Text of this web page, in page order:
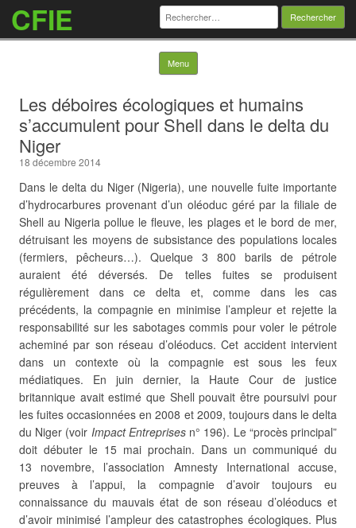
CFIE Rechercher :
Menu Skip to content
Les déboires écologiques et humains
s’accumulent pour Shell dans le delta du
Niger
18 décembre 2014
Dans le delta du Niger (Nigeria), une nouvelle fuite importante
d’hydrocarbures provenant d’un oléoduc géré par la filiale de
Shell au Nigeria pollue le fleuve, les plages et le bord de mer,
détruisant les moyens de subsistance des populations locales
(fermiers, pêcheurs…). Quelque 3 800 barils de pétrole
auraient été déversés. De telles fuites se produisent
régulièrement dans ce delta et, comme dans les cas
précédents, la compagnie en minimise l’ampleur et rejette la
responsabilité sur les sabotages commis pour voler le pétrole
acheminé par son réseau d’oléoducs. Cet accident intervient
dans un contexte où la compagnie est sous les feux
médiatiques. En juin dernier, la Haute Cour de justice
britannique avait estimé que Shell pouvait être poursuivi pour
les fuites occasionnées en 2008 et 2009, toujours dans le delta
du Niger (voir Impact Entreprisesn° 196). Le “procès principal”
doit débuter le 15 mai prochain. Dans un communiqué du
13 novembre, l’association Amnesty International accuse,
preuves à l’appui, la compagnie d’avoir toujours eu
connaissance du mauvais état de son réseau d’oléoducs et
d’avoir minimisé l’ampleur des catastrophes écologiques. Plus